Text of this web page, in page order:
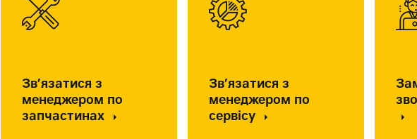
Зв’язатися з
менеджером по
запчастинах
Зв’язатися з
менеджером по
сервісу